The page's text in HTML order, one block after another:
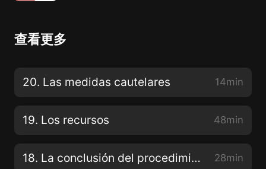
查看更多
20. Las medidas cautelares 14min
19. Los recursos 48min
18. La conclusión del procedimiento 28min